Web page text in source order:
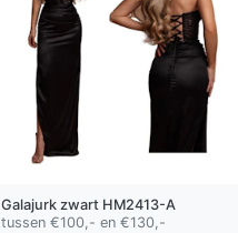
Galajurk zwartHM2413-A
tussen €100,- en €130,-